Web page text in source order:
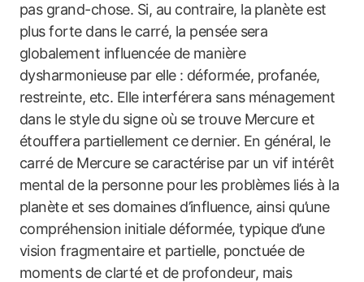
pas grand-chose. Si, au contraire, la planète est
plus forte dans le carré, la pensée sera
globalement influencée de manière
dysharmonieuse par elle : déformée, profanée,
restreinte, etc. Elle interférera sans ménagement
dans le style du signe où se trouve Mercure et
étouffera partiellement ce dernier. En général, le
carré de Mercure se caractérise par un vif intérêt
mental de la personne pour les problèmes liés à la
planète et ses domaines d’influence, ainsi qu’une
compréhension initiale déformée, typique d’une
vision fragmentaire et partielle, ponctuée de
moments de clarté et de profondeur, mais